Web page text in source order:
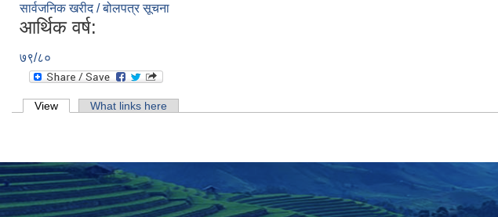
सार्वजनिक खरीद / बोलपत्र सूचना
आर्थिक वर्ष:
७९/८०
Primary tabs
View (active tab)What links here